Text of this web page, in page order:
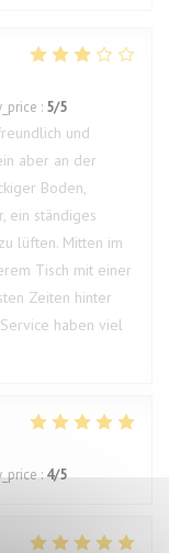
: 5/5
und
aber an der
Boden,
ein ständiges
lüften. Mitten im
Tisch mit einer
Zeiten hinter
haben viel
:4/5